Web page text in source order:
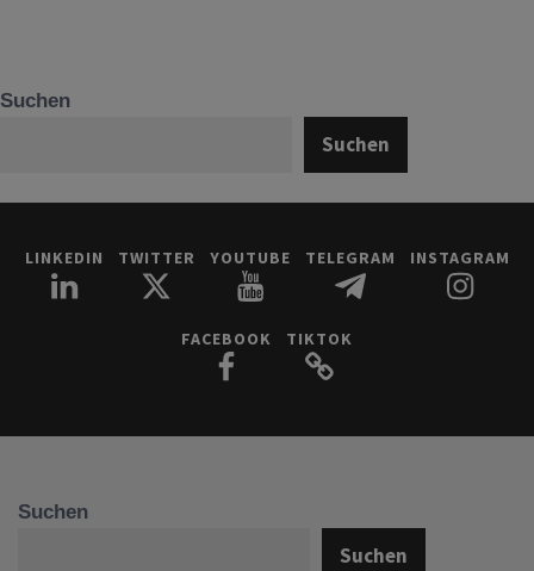
Suchen
Suchen
LINKEDIN TWITTER YOUTUBE TELEGRAM INSTAGRAM
FACEBOOK TIKTOK
Suchen
Suchen